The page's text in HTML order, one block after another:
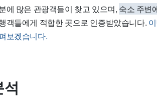
에 많은 관광객들이 찾고 있으며, 숙소 주변
객들에게 적합한 곳으로 인증받았습니다.
보겠습니다.